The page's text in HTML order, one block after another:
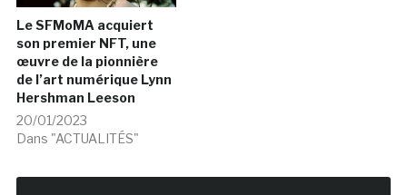
Le SFMoMA acquiert
son premier NFT, une
œuvre de la pionnière
de l’art numérique Lynn
Hershman Leeson
20/01/2023
Dans "ACTUALITÉS"